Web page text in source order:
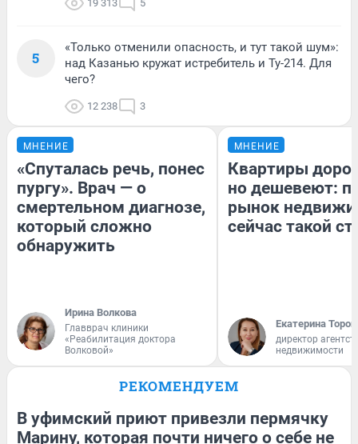
19 313 5
5
«Только отменили опасность, и тут такой шум»:
над Казанью кружат истребитель и Ту-214. Для
чего?
12 238 3
МНЕНИЕ
«Спуталась речь, понес
пургу». Врач — о
смертельном диагнозе,
который сложно
обнаружить
Ирина Волкова
Главврач клиники
«Реабилитация доктора
Волковой»
МНЕНИЕ
Квартиры
но дешевеют:
рынок
сейчас такой
Екатерина
директор
недвижимости
РЕКОМЕНДУЕМ
В уфимский приют привезли пермячку
Марину, которая почти ничего о себе не